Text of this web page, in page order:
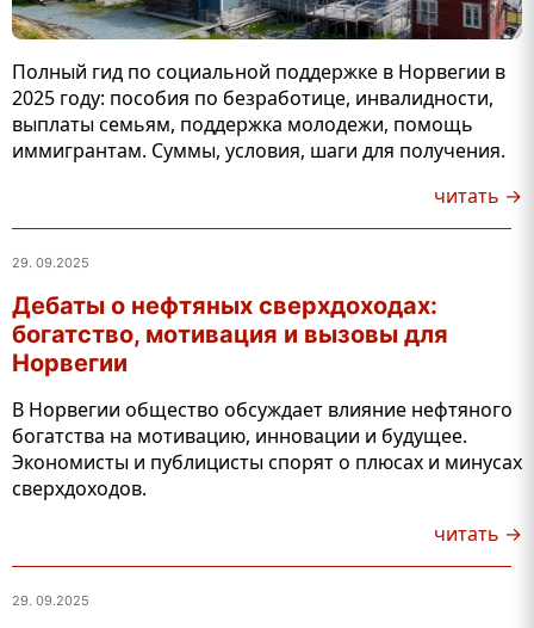
Полный гид по социальной поддержке в Норвегии в
2025 году: пособия по безработице, инвалидности,
выплаты семьям, поддержка молодежи, помощь
иммигрантам. Суммы, условия, шаги для получения.
читать →
29. 09.2025
Дебаты о нефтяных сверхдоходах:
богатство, мотивация и вызовы для
Норвегии
В Норвегии общество обсуждает влияние нефтяного
богатства на мотивацию, инновации и будущее.
Экономисты и публицисты спорят о плюсах и минусах
сверхдоходов.
читать →
29. 09.2025